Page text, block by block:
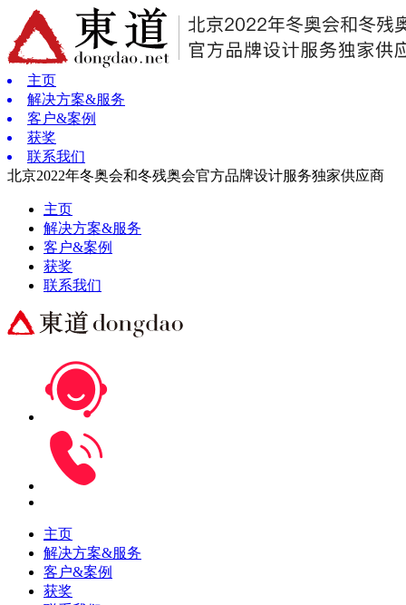
主页
解决方案&服务
客户&案例
获奖
联系我们
北京2022年冬奥会和冬残奥会官方品牌设计服务独家供应商
主页
解决方案&服务
客户&案例
获奖
联系我们
主页
解决方案&服务
客户&案例
获奖